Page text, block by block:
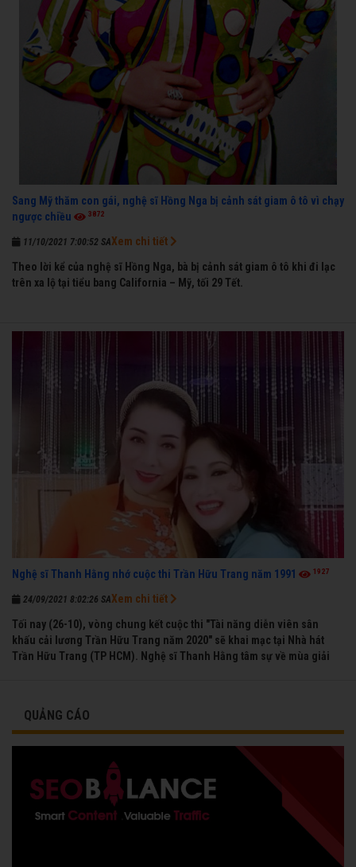
Sang Mỹ thăm con gái, nghệ sĩ Hồng Nga bị cảnh sát giam ô tô vì chạy
ngược chiều
3872
11/10/2021 7:00:52 SA
Theo lời kể của nghệ sĩ Hồng Nga, bà bị cảnh sát giam ô tô khi đi lạc
trên xa lộ tại tiểu bang California – Mỹ, tối 29 Tết.
Xem chi tiết
Nghệ sĩ Thanh Hằng nhớ cuộc thi Trần Hữu Trang năm 1991 1927
24/09/2021 8:02:26 SA
Tối nay (26-10), vòng chung kết cuộc thi "Tài năng diễn viên sân
khấu cải lương Trần Hữu Trang năm 2020" sẽ khai mạc tại Nhà hát
Trần Hữu Trang (TP HCM). Nghệ sĩ Thanh Hằng tâm sự về mùa giải
Xem chi tiết
QUẢNG CÁO